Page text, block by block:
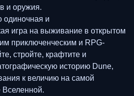
и оружия.
одиночная и
игра на выживание в открытом
приключенческим и RPG-
стройте, крафтите и
историю Dune,
к величию на самой
Вселенной.